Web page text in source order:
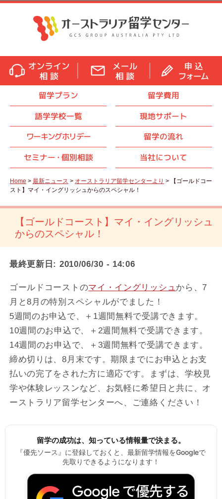
留学プラン
留学費用
語学学校一覧
現地サポート
ワーキングホリデー
留学の流れ
セミナー・ 個別相談 当社について
Home > 最新ニュース > オーストラリア留学センターより > 【ゴールドコー
スト】マイ・イングリッシュからのスペシャル！
【ゴールドコースト】マイ・イングリッシュ
からのスペシャル！
最終更新日: 2010/06/30 - 14:06
ゴールドコーストのマイ・イングリッシュから、7
月と8月の特別スペシャルがでました！
5週間のお申込で、＋1週間無料で受講できます。
10週間のお申込で、＋2週間無料で受講できます。
14週間のお申込で、＋3週間無料で受講できます。
締め切りは、8月末です。期限までにお申込とお支
払いの完了をされた方に適応です。まずは、学校見
学や体験レッスンなど、お気軽に希望日と共に、オ
ーストラリア留学センターへ、ご連絡ください！
留学の成功は、知っている情報量で決まる。
『優先ソース』に登録しておくと、最新留学情報をGoogleで
先取りできるようになります！